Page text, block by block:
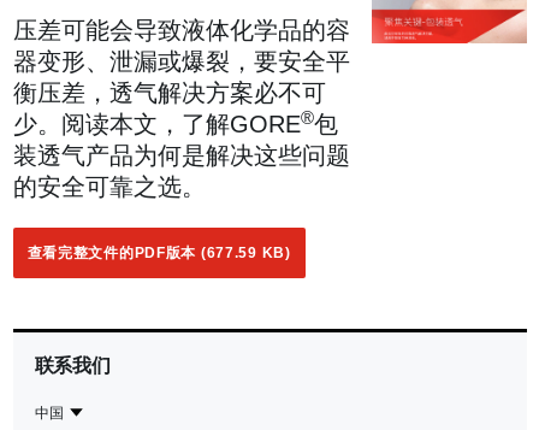
压差可能会导致液体化学品的容
器变形、泄漏或爆裂，要安全平
衡压差，透气解决方案必不可
少。阅读本文，了解GORE®包
装透气产品为何是解决这些问题
的安全可靠之选。
查看完整文件的PDF版本 (677.59 KB)
联系我们
中国